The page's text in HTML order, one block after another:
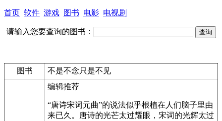
首页 软件 游戏 图书 电影 电视剧
请输入您要查询的图书：
图书
不是不念只是不见
编辑推荐
“唐诗宋词元曲”的说法似乎根植在人们脑子里由
来已久。唐诗的光芒太过耀眼，宋词的光辉太过